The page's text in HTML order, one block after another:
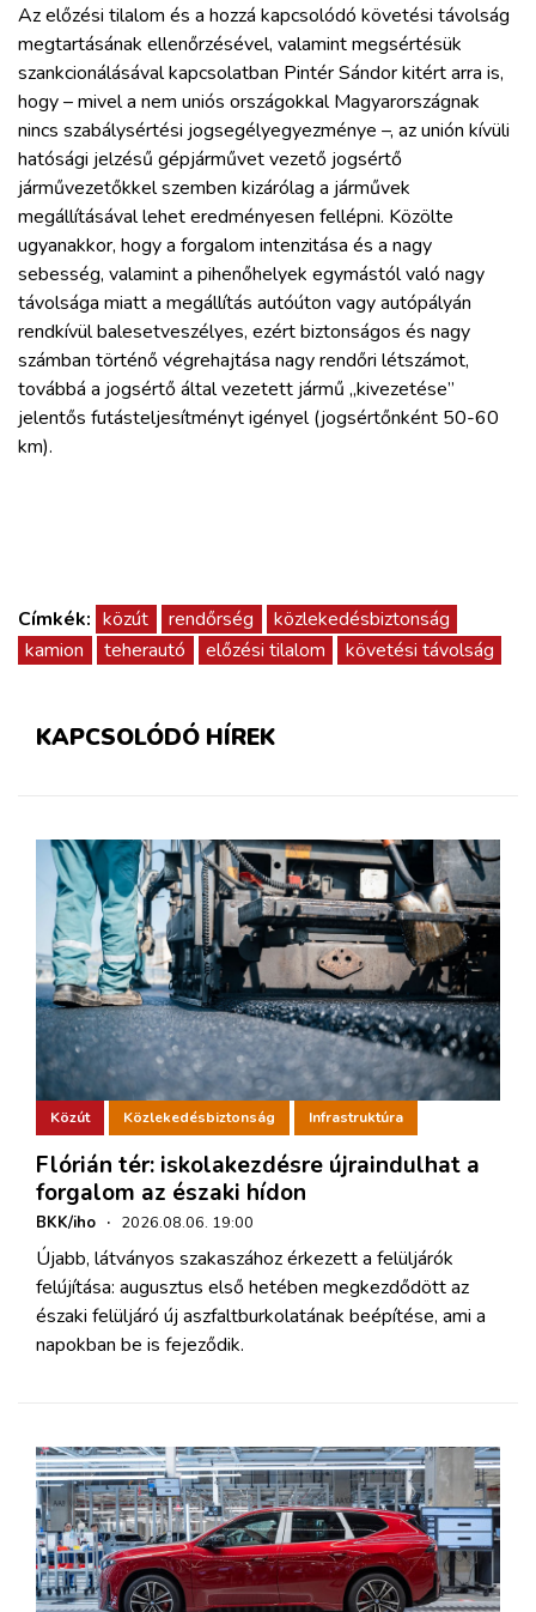
Az előzési tilalom és a hozzá kapcsolódó követési távolság
megtartásának ellenőrzésével, valamint megsértésük
szankcionálásával kapcsolatban Pintér Sándor kitért arra is,
hogy – mivel a nem uniós országokkal Magyarországnak
nincs szabálysértési jogsegélyegyezménye –, az unión kívüli
hatósági jelzésű gépjárművet vezető jogsértő
járművezetőkkel szemben kizárólag a járművek
megállításával lehet eredményesen fellépni. Közölte
ugyanakkor, hogy a forgalom intenzitása és a nagy
sebesség, valamint a pihenőhelyek egymástól való nagy
távolsága miatt a megállítás autóúton vagy autópályán
rendkívül balesetveszélyes, ezért biztonságos és nagy
számban történő végrehajtása nagy rendőri létszámot,
továbbá a jogsértő által vezetett jármű „kivezetése”
jelentős futásteljesítményt igényel (jogsértőnként 50-60
km).
Címkék: közút rendőrség
közlekedésbiztonság
kamion
teherautó előzési tilalom követési távolság
KAPCSOLÓDÓ HÍREK
Közút Közlekedésbiztonság Infrastruktúra
Flórián tér: iskolakezdésre újraindulhat a
forgalom az északi hídon
BKK/iho · 2026.08.06. 19:00
Újabb, látványos szakaszához érkezett a felüljárók
felújítása: augusztus első hetében megkezdődött az
északi felüljáró új aszfaltburkolatának beépítése, ami a
napokban be is fejeződik.